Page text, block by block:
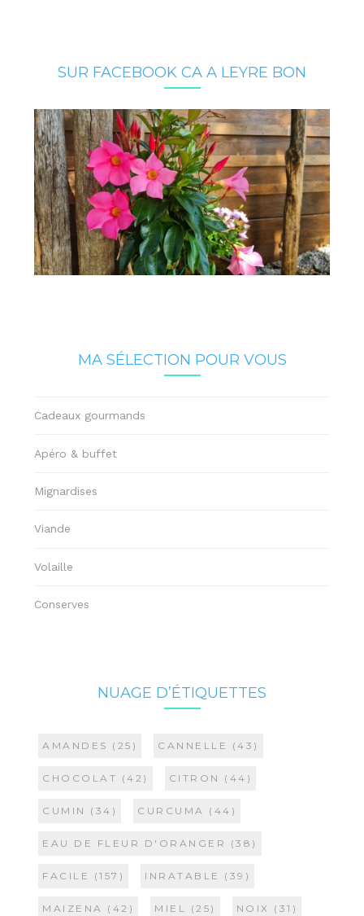
SUR FACEBOOK CA A LEYRE BON
MA SÉLECTION POUR VOUS
Cadeaux gourmands
Apéro & buffet
Mignardises
Viande
Volaille
Conserves
NUAGE D’ÉTIQUETTES
AMANDES (25) CANNELLE (43)
CHOCOLAT (42) CITRON (44)
CUMIN (34) CURCUMA (44)
EAU DE FLEUR D'ORANGER (38)
FACILE (157) INRATABLE (39)
MAIZENA (42) MIEL (25) NOIX (31)